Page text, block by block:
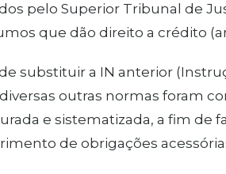
pelo Superior Tribunal de
que dão direito a crédito
substituir a IN anterior
diversas outras normas foram
e sistematizada, a fim de
de obrigações